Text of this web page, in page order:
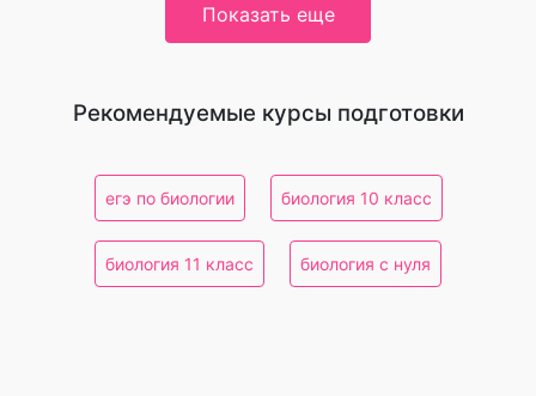
Показать еще
Рекомендуемые курсы подготовки
егэ по биологии биология 10 класс
биология 11 класс биология с нуля